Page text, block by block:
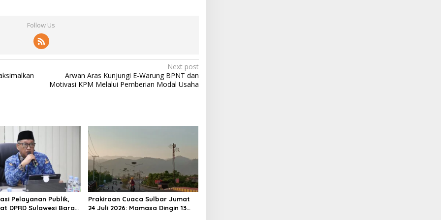
Follow Us
Next post
Arwan Aras Kunjungi E-Warung BPNT dan
Motivasi KPM Melalui Pemberian Modal Usaha
Pelayanan Publik,
DPRD Sulawesi Barat
Prakiraan Cuaca Sulbar Jumat
24 Juli 2026: Mamasa Dingin 13